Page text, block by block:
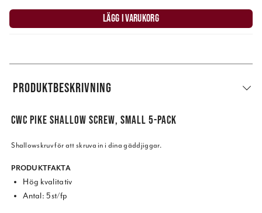
LÄGG I VARUKORG
PRODUKTBESKRIVNING
CWC PIKE SHALLOW SCREW, SMALL 5-PACK
Shallowskruv för att skruva in i dina gäddjiggar.
PRODUKTFAKTA
Hög kvalitativ
Antal: 5st/fp